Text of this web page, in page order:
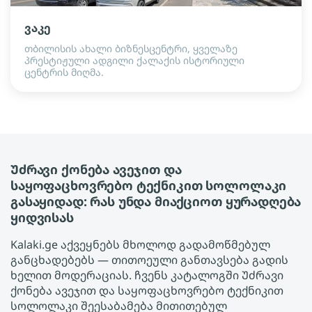
ვაკე
თბილისის ახალი ბიზნესცენტრი, ყველაზე
პრესტიჟული ადგილი ქალაქის ისტორიული
ცენტრის მიღმა.
Უძრავი ქონება ავეჯით და
საყოფაცხოვრებო ტექნიკით სოლოლაკი
გასაყიდად: რას უნდა მიაქციოთ ყურადღება
ყიდვისას
Kalaki.ge აქვეყნებს მხოლოდ გადამოწმებულ
განცხადებებს — თითოეული განთავსება გადის
ხელით მოდერაციას. ჩვენს კატალოგში Უძრავი
ქონება ავეჯით და საყოფაცხოვრებო ტექნიკით
სოლოლაკი შეესაბამება მითითებულ